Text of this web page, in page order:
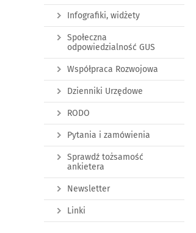
Infografiki, widżety
Społeczna
odpowiedzialność GUS
Współpraca Rozwojowa
Dzienniki Urzędowe
RODO
Pytania i zamówienia
Sprawdź tożsamość
ankietera
Newsletter
Linki